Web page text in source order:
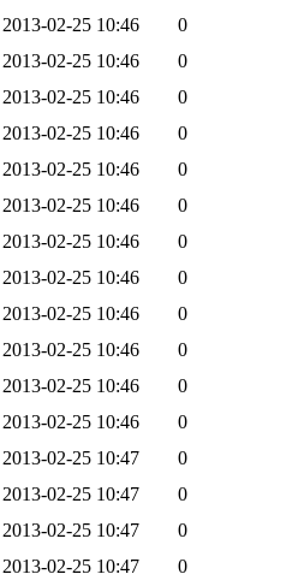
2013-02-25 10:46
0
2013-02-25 10:46
0
2013-02-25 10:46
0
2013-02-25 10:46
0
2013-02-25 10:46
0
2013-02-25 10:46
0
2013-02-25 10:46
0
2013-02-25 10:46
0
2013-02-25 10:46
0
2013-02-25 10:46
0
2013-02-25 10:46
0
2013-02-25 10:46
0
2013-02-25 10:47
0
2013-02-25 10:47
0
2013-02-25 10:47
0
2013-02-25 10:47 0